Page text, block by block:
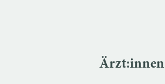
Ärzt:innen